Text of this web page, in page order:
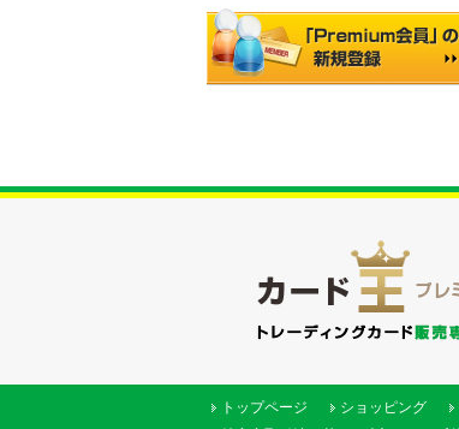
トップページ ショッピング